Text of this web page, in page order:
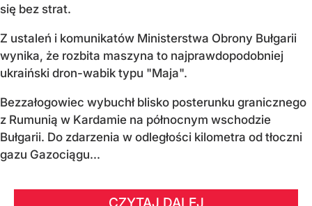
się bez strat.
Z ustaleń i komunikatów Ministerstwa Obrony Bułgarii
wynika, że rozbita maszyna to najprawdopodobniej
ukraiński dron-wabik typu "Maja".
Bezzałogowiec wybuchł blisko posterunku granicznego
z Rumunią w Kardamie na północnym wschodzie
Bułgarii. Do zdarzenia w odległości kilometra od tłoczni
gazu Gazociągu...